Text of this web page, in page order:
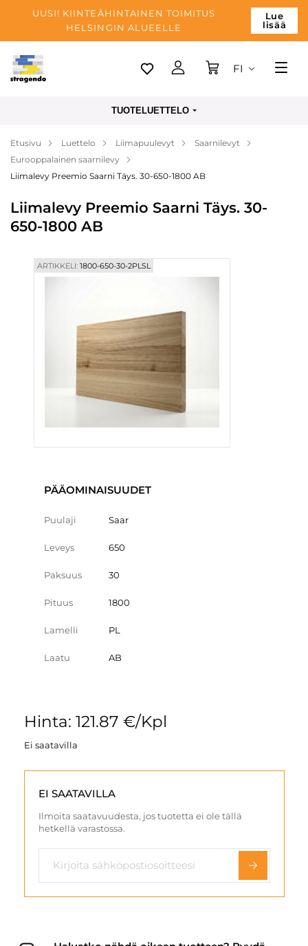
UUSI! KIINTEÄHINTAINEN TOIMITUS
HELSINGIN ALUEELLE
Lue
lisää
Tallinn
Maksu
Yrityksen
Blogi
Yhteystiedot
FI
TUOTELUETTELO
Etusivu Luettelo Liimapuulevyt
Saarnilevyt
Eurooppalainen saarnilevy
Liimalevy Preemio Saarni Täys. 30-650-1800 AB
Liimalevy Preemio Saarni Täys. 30-
650-1800 AB
ARTIKKELI:1800-650-30-2PLSL
PÄÄOMINAISUUDET
Puulaji Saar
Leveys 650
Paksuus 30
Pituus 1800
Lamelli PL
Laatu AB
Hinta: 121.87 €/Kpl
Ei saatavilla
EI SAATAVILLA
Ilmoita saatavuudesta, jos tuotetta ei ole tällä
hetkellä varastossa.